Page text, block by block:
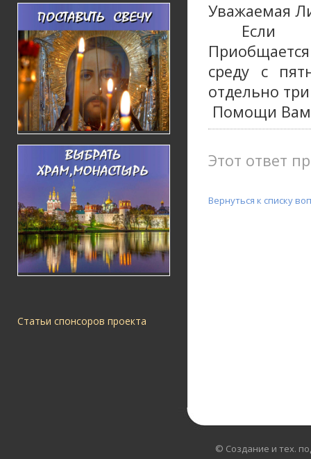
Статьи спонсоров проекта
Уважаемая
Если
среду с
отдельно
Помощи
Этот ответ
Вернуться к списку
© Создание и тех.